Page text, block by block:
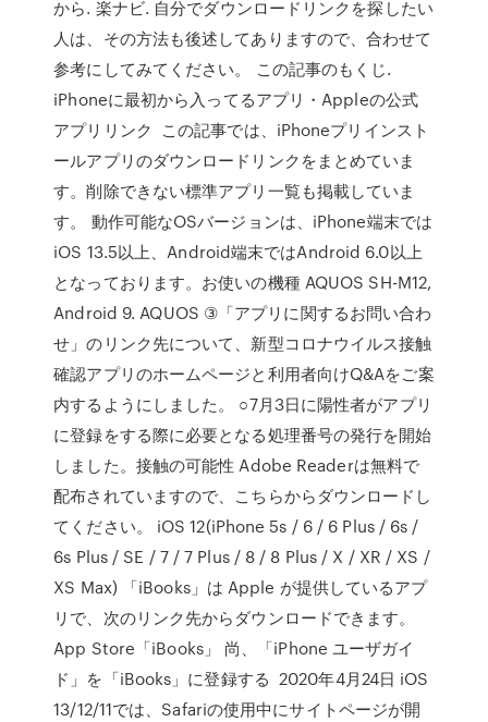
から. 楽ナビ. 自分でダウンロードリンクを探したい
人は、その方法も後述してありますので、合わせて
参考にしてみてください。 この記事のもくじ.
iPhoneに最初から入ってるアプリ・Appleの公式
アプリリンク この記事では、iPhoneプリインスト
ールアプリのダウンロードリンクをまとめていま
す。削除できない標準アプリ一覧も掲載していま
す。 動作可能なOSバージョンは、iPhone端末では
iOS 13.5以上、Android端末ではAndroid 6.0以上
となっております。お使いの機種 AQUOS SH-M12,
Android 9. AQUOS ③「アプリに関するお問い合わ
せ」のリンク先について、新型コロナウイルス接触
確認アプリのホームページと利用者向けQ&Aをご案
内するようにしました。 ○7月3日に陽性者がアプリ
に登録をする際に必要となる処理番号の発行を開始
しました。接触の可能性 Adobe Readerは無料で
配布されていますので、こちらからダウンロードし
てください。 iOS 12(iPhone 5s / 6 / 6 Plus / 6s /
6s Plus / SE / 7 / 7 Plus / 8 / 8 Plus / X / XR / XS /
XS Max) 「iBooks」は Apple が提供しているアプ
リで、次のリンク先からダウンロードできます。
App Store「iBooks」 尚、「iPhone ユーザガイ
ド」を「iBooks」に登録する 2020年4月24日 iOS
13/12/11では、Safariの使用中にサイトページが開